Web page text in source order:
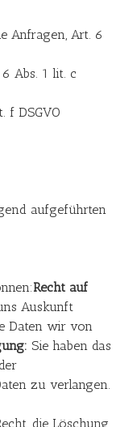
Anfragen, Art. 6
Abs. 1 lit. c
f DSGVO
aufgeführten
Recht auf
Auskunft
Daten wir von
Sie haben das
zu verlangen.
die Löschung